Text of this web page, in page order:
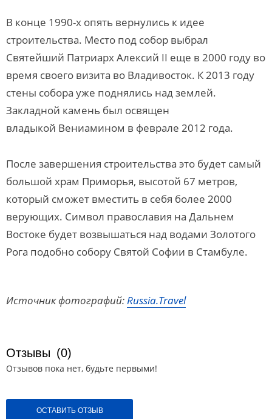
В конце 1990-х опять вернулись к идее
строительства. Место под собор выбрал
Святейший Патриарх Алексий II еще в 2000 году во
время своего визита во Владивосток. К 2013 году
стены собора уже поднялись над землей.
Закладной камень был освящен
владыкой Вениамином в феврале 2012 года.
После завершения строительства это будет самый
большой храм Приморья, высотой 67 метров,
который сможет вместить в себя более 2000
верующих. Символ православия на Дальнем
Востоке будет возвышаться над водами Золотого
Рога подобно собору Святой Софии в Стамбуле.
Источник фотографий:Russia.Travel
Отзывы (0)
Отзывов пока нет, будьте первыми!
ОСТАВИТЬ ОТЗЫВ